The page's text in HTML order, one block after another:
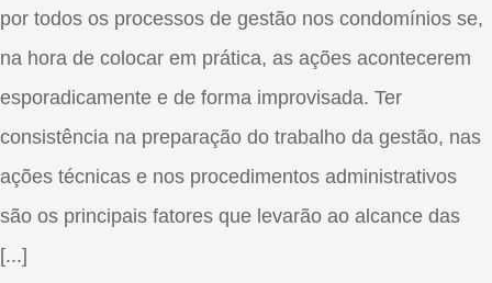
por todos os processos de gestão nos condomínios se,
na hora de colocar em prática, as ações acontecerem
esporadicamente e de forma improvisada. Ter
consistência na preparação do trabalho da gestão, nas
ações técnicas e nos procedimentos administrativos
são os principais fatores que levarão ao alcance das
[...]